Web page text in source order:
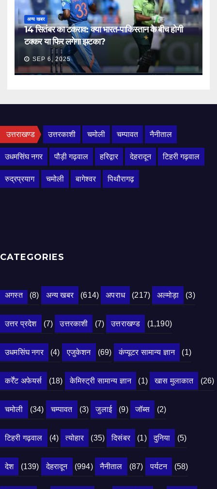
अन्य खबर
14 सितंबर का टकराव: क्या भारत-पाकिस्तान के बीच होगी
टक्कर या फिर लगेगा झटका?
SEP 6, 2025
उत्तराखण्ड उत्तरकाशी चमोली चम्पावत नैनीताल
उधमसिंघ नगर पौड़ी गढ़वाल हरिद्वार देहरादून टिहरी गढ़वाल
रुद्रप्रयाग चमोली बागेश्वर पिथौरागढ़
CATEGORIES
अगस्त (8) अन्य खबर (614) अपराध (217) अल्मोड़ा (3)
उत्तर प्रदेश (7) उत्तरकाशी (7) उत्तराखण्ड (1,190)
उधमसिंघ नगर (4) एजुकेशन (69) कंप्यूटर सामान्य ज्ञान (1)
कर्रेंट अफेयर्स (18) केमिस्ट्री सामान्य ज्ञान (1) खास मुलाकात (26)
चमोली (34) चम्पावत (3) जुलाई (9) जॉब्स (2)
टिहरी गढ़वाल (4) त्योहार (35) दिसंबर (1) दुनिया (5)
देश (139) देहरादून (994) नैनीताल (87) पर्यटन (58)